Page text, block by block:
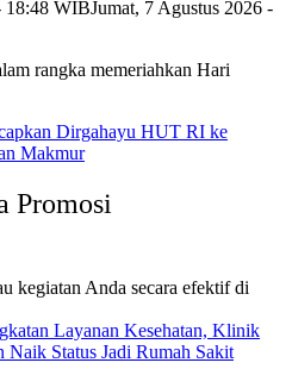
18:48 WIBJumat, 7 Agustus 2026 -
rangka memeriahkan Hari
Promosi
kegiatan Anda secara efektif di